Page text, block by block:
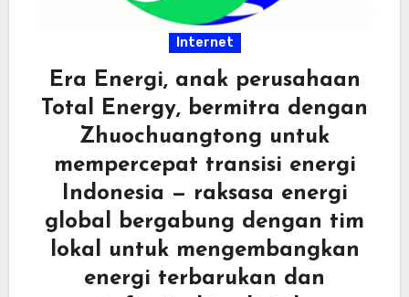
Internet
Era Energi, anak perusahaan
Total Energy, bermitra dengan
Zhuochuangtong untuk
mempercepat transisi energi
Indonesia — raksasa energi
global bergabung dengan tim
lokal untuk mengembangkan
energi terbarukan dan